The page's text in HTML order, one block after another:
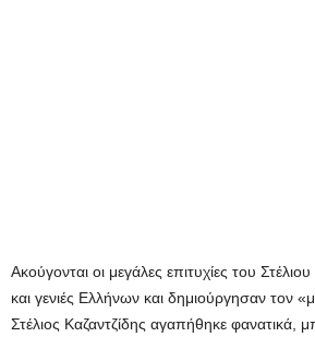
Ακούγονται οι μεγάλες επιτυχίες του
και γενιές Ελλήνων και δημιούργησαν τον
Στέλιος Καζαντζίδης αγαπήθηκε φανατικά,